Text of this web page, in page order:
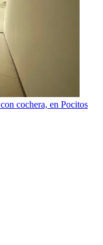
cochera, en Pocitos